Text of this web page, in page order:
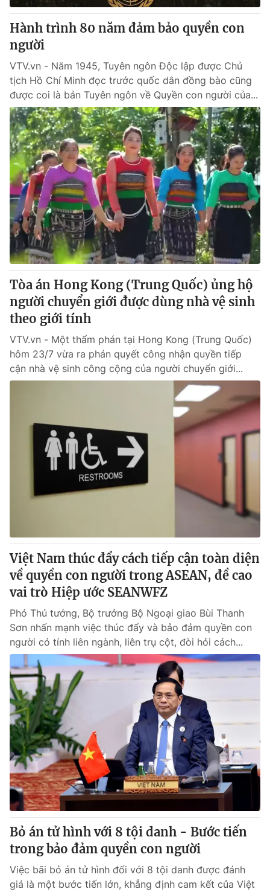
Hành trình 80 năm đảm bảo quyền con
người
VTV.vn - Năm 1945, Tuyên ngôn Độc lập được Chủ
tịch Hồ Chí Minh đọc trước quốc dân đồng bào cũng
được coi là bản Tuyên ngôn về Quyền con người của...
Tòa án Hong Kong (Trung Quốc) ủng hộ
người chuyển giới được dùng nhà vệ sinh
theo giới tính
VTV.vn - Một thẩm phán tại Hong Kong (Trung Quốc)
hôm 23/7 vừa ra phán quyết công nhận quyền tiếp
cận nhà vệ sinh công cộng của người chuyển giới...
Việt Nam thúc đẩy cách tiếp cận toàn diện
về quyền con người trong ASEAN, đề cao
vai trò Hiệp ước SEANWFZ
Phó Thủ tướng, Bộ trưởng Bộ Ngoại giao Bùi Thanh
Sơn nhấn mạnh việc thúc đẩy và bảo đảm quyền con
người có tính liên ngành, liên trụ cột, đòi hỏi cách...
Bỏ án tử hình với 8 tội danh - Bước tiến
trong bảo đảm quyền con người
Việc bãi bỏ án tử hình đối với 8 tội danh được đánh
giá là một bước tiến lớn, khẳng định cam kết của Việt